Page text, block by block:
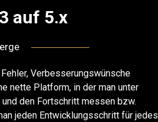
auf 5.x
Verbesserungswünsche
nette Platform, in der man unter
den Fortschritt messen bzw.
jeden Entwicklungsschritt für jedes